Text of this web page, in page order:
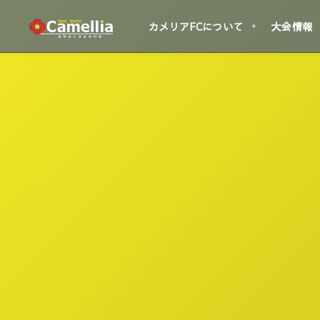
カメリアFCについて 大会情報